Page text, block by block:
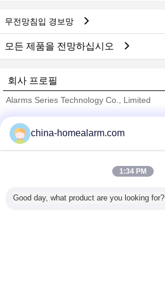
무전망침입 경보망
모든 제품을 전망하십시오
회사 프로필
Alarms Series Technology Co., Limited
Trust Seal
Verified Suplier
모든 제품
china-homealarm.com
1:34 PM
Good day, what product are you looking for?